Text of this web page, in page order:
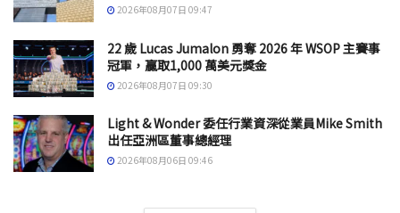
2026年08月07日 09:47
22 歲 Lucas Jumalon 勇奪 2026 年 WSOP 主賽事
冠軍，贏取1,000 萬美元獎金
2026年08月07日 09:30
Light & Wonder 委任行業資深從業員Mike Smith
出任亞洲區董事總經理
2026年08月06日 09:46